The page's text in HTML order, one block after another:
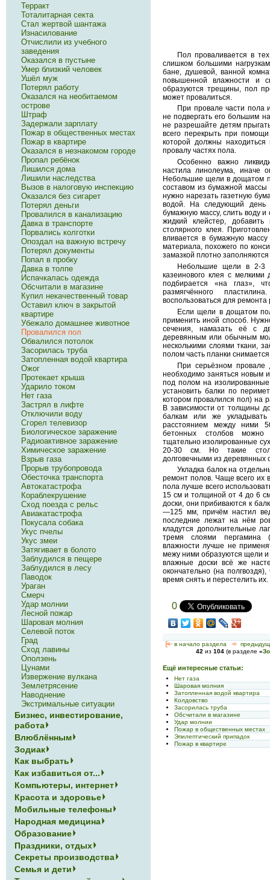
Пол проваливается в
слишком большими
бане, душевой, ванной
повышенной влажности и
образуются трещины, пол
может провалиться.
При провале части пола
не подвергать его большим
не разрешайте детям
всего перекрыть при
которой должны
провалу частях пола.
Особенно важно
настила линолеума, иначе
Небольшие щели в дощатом
составом из бумажной
нужно нарезать газетную
водой. На следующий день
бумажную массу, слить воду и
жидкий клейстер,
столярного клея.
вливается в бумажную
материала, похожего по
замазкой плотно
Небольшие щели в 2-3
казеинового клея с
подбирается «на глаз»,
размягчённого
воспользоваться для ремонта
Если щели в дощатом
применить иной способ.
сечения, намазать её с
деревянным или обычным
несколькими слоями ткани,
полом часть планки
При серьёзном
необходимо заняться новым
под полом на
установить балки по
котором провалился пол) на
В зависимости от толщины
балкам или же
расстоянием между ними
бетонных столбов можно
тщательно изолированные
20-30 см. Но такие
долговечными из деревянных
Укладка балок на
ремонт полов. Чаще всего их
пола лучше всего
15 см и толщиной от 4 до 6
доски, они прибиваются к
—125 мм, причём настил
последние лежат на нём
кладутся дополнительные
тремя слоями пергамина
влажности лучше не
межу ними образуются щели и
влажные доски всё же
окончательно (на
время снять и перестелить их.
0
[<— в начало раздела <-
42 из 104 (в разделе «
Ещё интересные статьи:
Нет газа
Шаровая молния
Затопленная водой квартира
Колдовство
Засорилась труба
Обсчитали в магазине
Удар молнии
Пожар в общественных местах
Эпилептический припадок
Пожар в квартире
Терракт
Тоталитарная секта
Стал жертвой шантажа
Изнасилование
Отчислили из учебного
заведения
Оказался в пустыне
Умер близкий человек
Ушёл муж
Потерял работу
Оказался на необитаемом
острове
Штраф
Задержали зарплату
Пожар в общественных местах
Пожар в квартире
Оказался в незнакомом городе
Пропал ребёнок
Лишился дома
Лишили наследства
Вызов в налоговую инспекцию
Оказался без сигарет
Потерял деньги
Провалился в канализацию
Давка в транспорте
Порвались колготки
Опоздал на важную встречу
Потерял документы
Попал в пробку
Давка в толпе
Испачкалась одежда
Обсчитали в магазине
Купил некачественный товар
Оставил ключ в закрытой
квартире
Убежало домашнее животное
Провалился пол
Обвалился потолок
Засорилась труба
Затопленная водой квартира
Ожог
Протекает крыша
Ударило током
Нет газа
Застрял в лифте
Отключили воду
Сгорел телевизор
Биологическое заражение
Радиоактивное заражение
Химическое заражение
Взрыв газа
Прорыв трубопровода
Обесточка транспорта
Автокатастрофа
Кораблекрушение
Сход поезда с рельс
Авиакатастрофа
Покусала собака
Укус пчелы
Укус змеи
Затягивает в болото
Заблудился в пещере
Заблудился в лесу
Паводок
Ураган
Смерч
Удар молнии
Лесной пожар
Шаровая молния
Селевой поток
Град
Сход лавины
Оползень
Цунами
Извержение вулкана
Землетрясение
Наводнение
Экстримальные ситуации
Бизнес, инвестирование,
работа
Влюблённым
Зодиак
Как выбрать
Как избавиться от...
Компьютеры, интернет
Красота и здоровье
Мобильные телефоны
Народная медицина
Образование
Праздники, отдых
Секреты производства
Семья и дети